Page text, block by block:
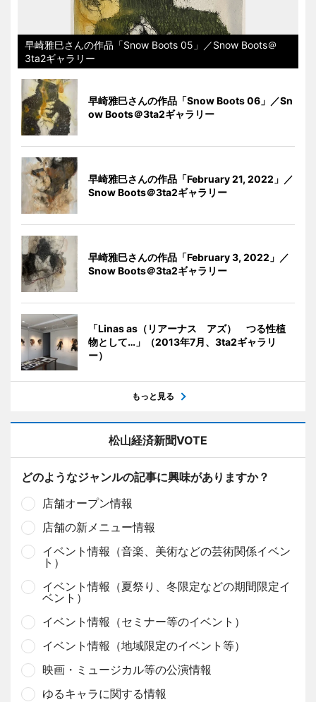
早崎雅巳さんの作品「Snow Boots 05」／Snow Boots＠
3ta2ギャラリー
早崎雅巳さんの作品「Snow Boots 06」／Sn
ow Boots＠3ta2ギャラリー
早崎雅巳さんの作品「February 21, 2022」／
Snow Boots＠3ta2ギャラリー
早崎雅巳さんの作品「February 3, 2022」／
Snow Boots＠3ta2ギャラリー
「Linas as（リアーナス アズ） つる性植
物として…」（2013年7月、3ta2ギャラリ
ー）
もっと見る
松山経済新聞VOTE
どのようなジャンルの記事に興味がありますか？
店舗オープン情報
店舗の新メニュー情報
イベント情報（音楽、美術などの芸術関係イベン
ト）
イベント情報（夏祭り、冬限定などの期間限定イ
ベント）
イベント情報（セミナー等のイベント）
イベント情報（地域限定のイベント等）
映画・ミュージカル等の公演情報
ゆるキャラに関する情報